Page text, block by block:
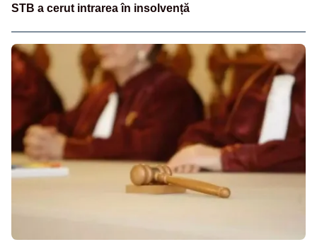
STB a cerut intrarea în insolvență